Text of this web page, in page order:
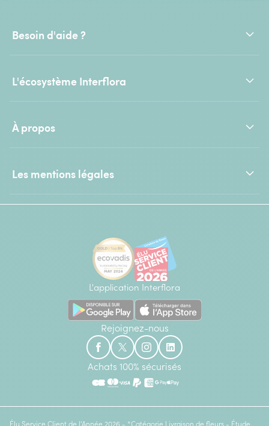
Besoin d'aide ?
L'écosystème Interflora
À propos
Les mentions légales
L'application Interflora
Rejoignez-nous
Achats 100% sécurisés
Élu Service Client de l'Année 2026 - *Catégorie Livraison de fleurs - Étude